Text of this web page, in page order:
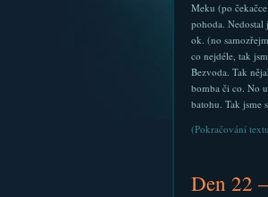
Meku (po
pohoda.
ok. (no
co nejdéle, tak
Bezvoda. Tak
bomba či co. No
batohu. Tak jsme
(Pokračování
Den 22